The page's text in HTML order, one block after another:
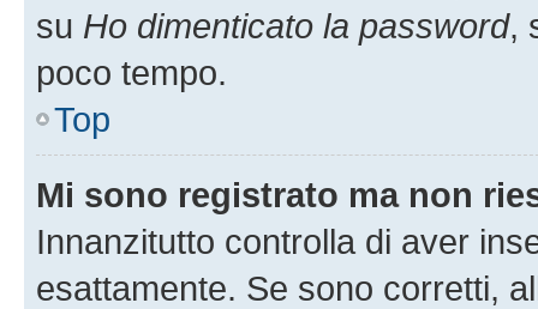
su Ho dimenticato la password,
poco tempo.
Top
Mi sono registrato ma non
Innanzitutto controlla di aver
esattamente. Se sono corretti,